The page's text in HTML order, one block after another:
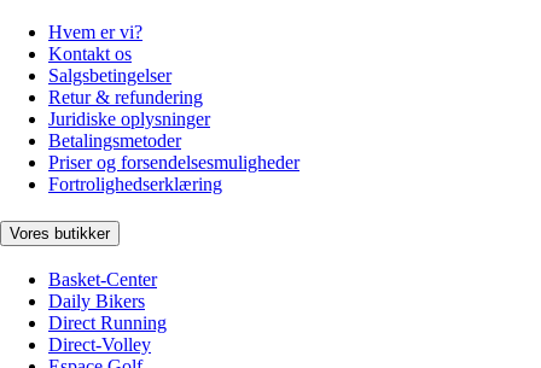
Hvem er vi?
Kontakt os
Salgsbetingelser
Retur & refundering
Juridiske oplysninger
Betalingsmetoder
Priser og forsendelsesmuligheder
Fortrolighedserklæring
Vores butikker
Basket-Center
Daily Bikers
Direct Running
Direct-Volley